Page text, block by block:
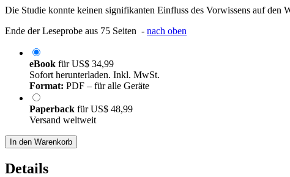
Die Studie konnte keinen signifikanten Einfluss des Vorwissens auf den
Ende der Leseprobe aus 75 Seiten - nach oben
eBook fürUS$ 34,99
Sofort herunterladen. Inkl. MwSt.
Format: PDF – für alle Geräte
Paperback fürUS$ 48,99
Versand weltweit
In den Warenkorb
Details